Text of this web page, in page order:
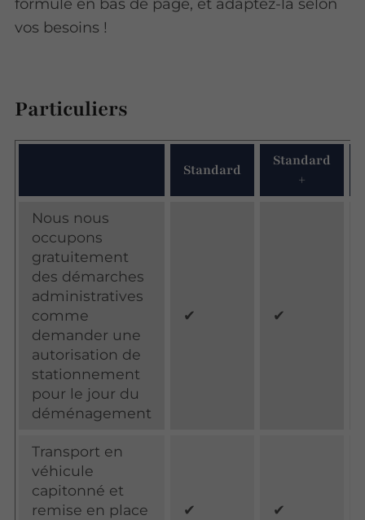
formule en bas de page, et adaptez-la selon
vos besoins !
Particuliers
Standard
Standard
+
Nous nous
occupons
gratuitement
des démarches
administratives
comme
demander une
autorisation de
stationnement
pour le jour du
déménagement
✔ ✔
Transport en
véhicule
capitonné et
remise en place
✔ ✔